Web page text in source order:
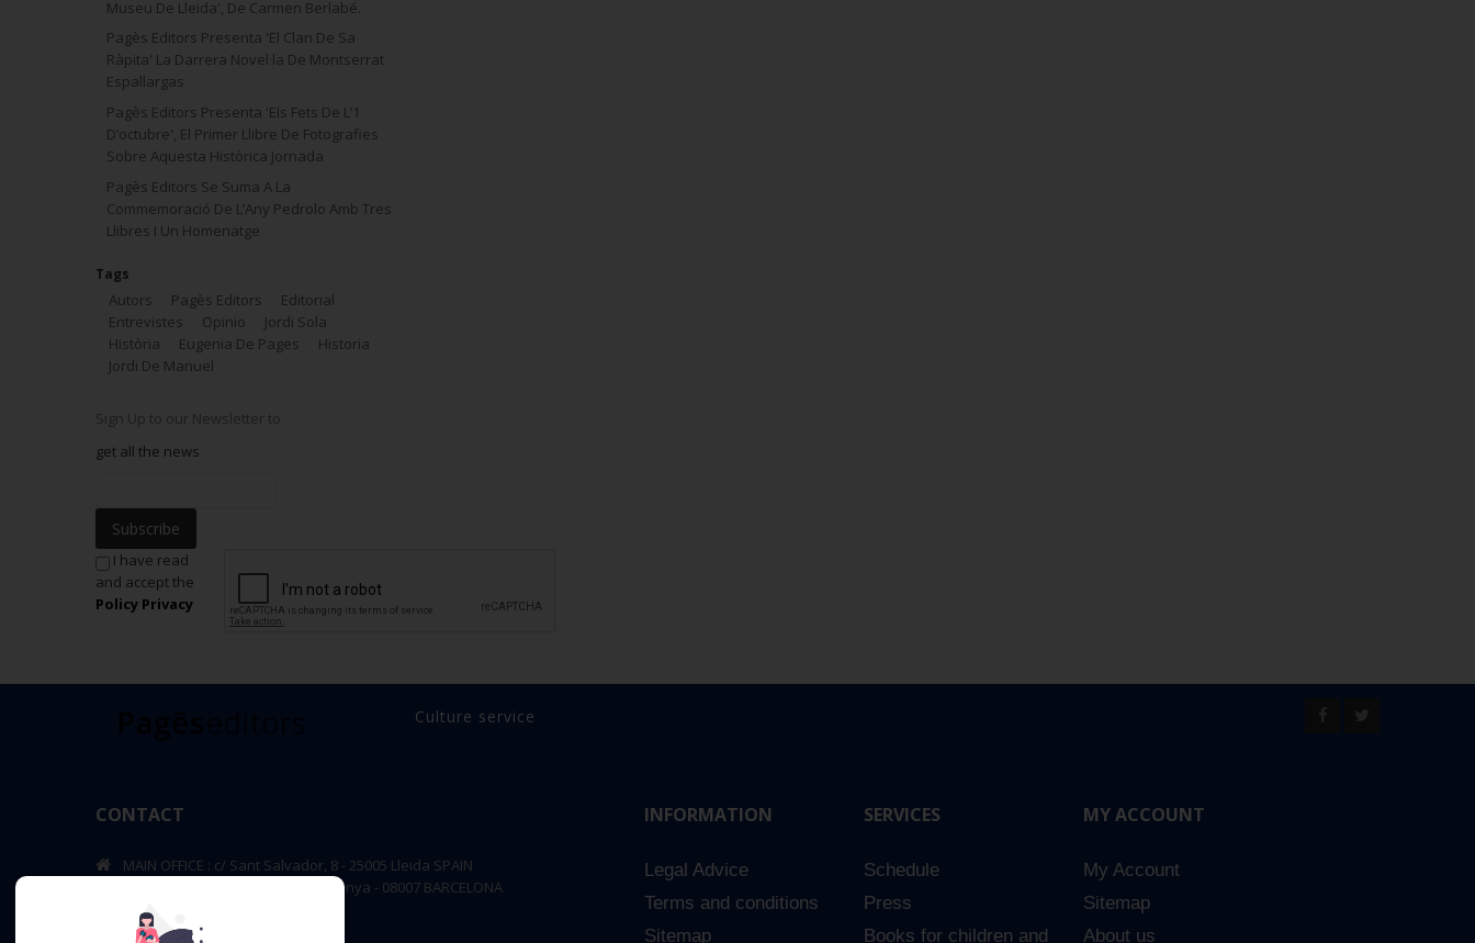
Museu De Lleida', De Carmen Berlabé.
Pagès Editors Presenta 'El Clan De Sa
Ràpita' La Darrera Novel·la De Montserrat
Espallargas
Pagès Editors Presenta 'Els Fets De L’1
D’octubre', El Primer Llibre De Fotografies
Sobre Aquesta Històrica Jornada
Pagès Editors Se Suma A La
Commemoració De L’Any Pedrolo Amb Tres
Llibres I Un Homenatge
Tags
Autors Pagès Editors
Editorial
Entrevistes
Opinio
Jordi Sola
Història
Eugenia De Pages
Historia
Jordi De Manuel
Sign Up to our Newsletter to
get all the news
Subscribe
I have read
and accept the
Policy Privacy
Culture service
CONTACT
MAIN OFFICE : c/ Sant Salvador, 8 - 25005 Lleida SPAIN
BARCELONA OFFICE: Rambla de Catalunya - 08007 BARCELONA
editorial@pageseditors.cat
INFORMATION
Legal Advice
Terms and conditions
Sitemap
SERVICES
Schedule
Press
Books for children and
MY ACCOUNT
My Account
Sitemap
About us